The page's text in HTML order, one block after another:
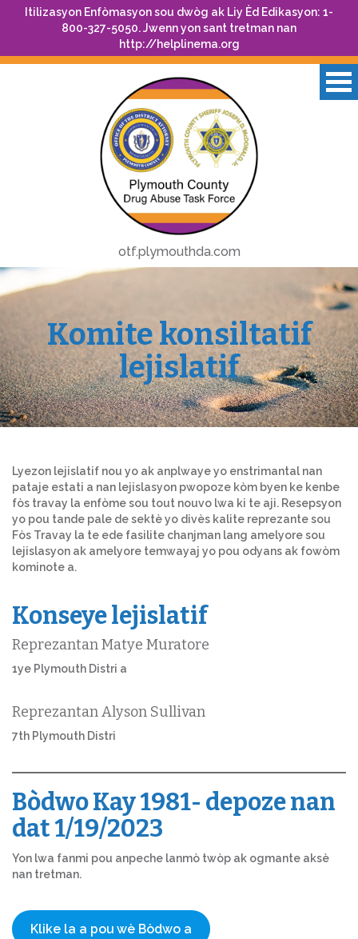
Itilizasyon Enfòmasyon sou dwòg ak Liy Èd Edikasyon: 1-
800-327-5050. Jwenn yon sant tretman nan
http://helplinema.org
otf.plymouthda.com
Komite konsiltatif
lejislatif
Lyezon lejislatif nou yo ak anplwaye yo enstrimantal nan
pataje estati a nan lejislasyon pwopoze kòm byen ke kenbe
fòs travay la enfòme sou tout nouvo lwa ki te aji. Resepsyon
yo pou tande pale de sektè yo divès kalite reprezante sou
Fòs Travay la te ede fasilite chanjman lang amelyore sou
lejislasyon ak amelyore temwayaj yo pou odyans ak fowòm
kominote a.
Konseye lejislatif
Reprezantan Matye Muratore
1ye Plymouth Distri a
Reprezantan Alyson Sullivan
7th Plymouth Distri
Bòdwo Kay 1981- depoze nan
dat 1/19/2023
Yon lwa fanmi pou anpeche lanmò twòp ak ogmante aksè
nan tretman.
Klike la a pou wè Bòdwo a